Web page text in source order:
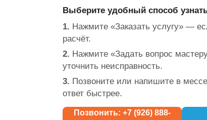
Выберите удобный способ
1. Нажмите «Заказать услугу» —
расчёт.
2. Нажмите «Задать вопрос
уточнить неисправность.
3. Позвоните или напишите в
ответ быстрее.
Позвонить: +7 (926) 888-